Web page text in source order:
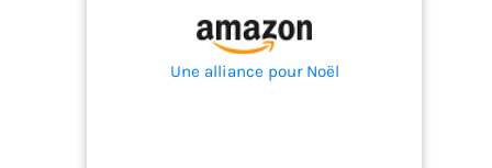
Une alliance pour Noël